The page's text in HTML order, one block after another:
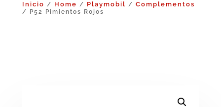
Inicio / Home / Playmobil / Complementos
/ P52 Pimientos Rojos